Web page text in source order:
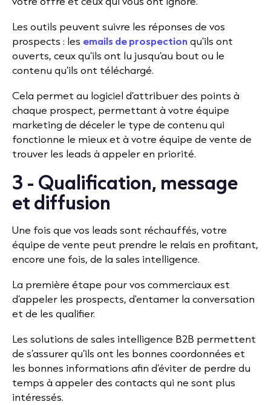
Les outils peuvent suivre les réponses de vos
prospects : les emails de prospectionqu’ils ont
ouverts, ceux qu’ils ont lu jusqu’au bout ou le
contenu qu’ils ont téléchargé.
Cela permet au logiciel d’attribuer des points à
chaque prospect, permettant à votre équipe
marketing de déceler le type de contenu qui
fonctionne le mieux et à votre équipe de vente de
trouver les leads à appeler en priorité.
3 - Qualification, message
et diffusion
Une fois que vos leads sont réchauffés, votre
équipe de vente peut prendre le relais en profitant,
encore une fois, de la sales intelligence.
La première étape pour vos commerciaux est
d’appeler les prospects, d'entamer la conversation
et de les qualifier.
Les solutions de sales intelligence B2B permettent
de s’assurer qu’ils ont les bonnes coordonnées et
les bonnes informations afin d’éviter de perdre du
temps à appeler des contacts qui ne sont plus
intéressés.